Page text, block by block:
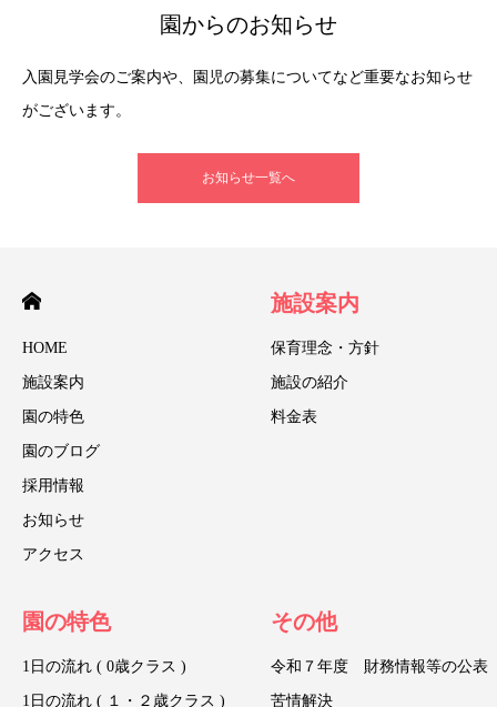
園からのお知らせ
入園見学会のご案内や、園児の募集についてなど重要なお知らせ
がございます。
お知らせ一覧へ
HOME
施設案内
園の特色
園のブログ
採用情報
お知らせ
アクセス
施設案内
保育理念・方針
施設の紹介
料金表
園の特色
1日の流れ ( 0歳クラス )
1日の流れ ( １・２歳クラス )
その他
令和７年度 財務情報等の公表
苦情解決